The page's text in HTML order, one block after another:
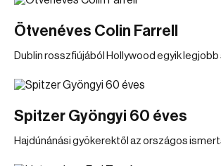
Ötvenéves Colin Farrell
Dublin rosszfiújából Hollywood egyik
Spitzer Gyöngyi 60 éves
Hajdúnánási gyökerektől az országos